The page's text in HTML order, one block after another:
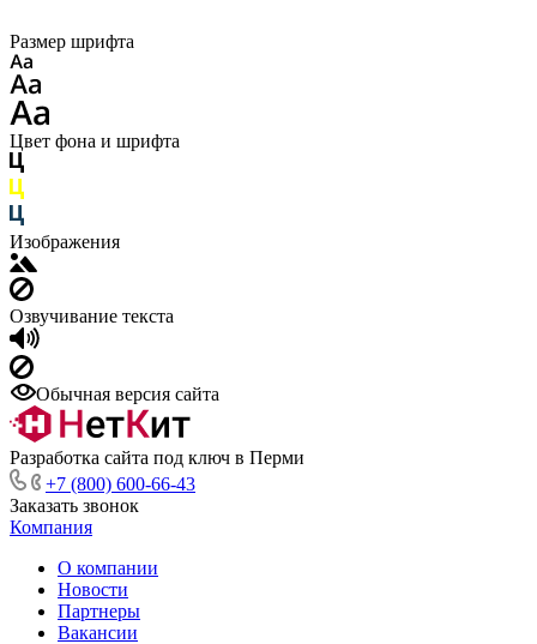
Размер шрифта
Цвет фона и шрифта
Изображения
Озвучивание текста
Обычная версия сайта
Разработка сайта под ключ в Перми
+7 (800) 600-66-43
Заказать звонок
Компания
О компании
Новости
Партнеры
Вакансии